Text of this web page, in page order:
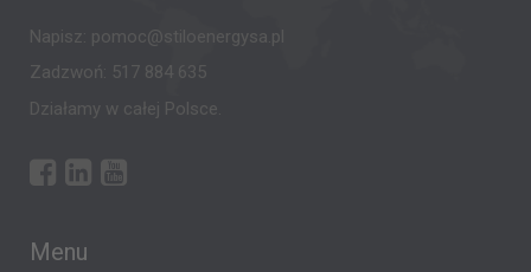
Napisz: pomoc@stiloenergysa.pl
Zadzwoń: 517 884 635
Działamy w całej Polsce.
Menu